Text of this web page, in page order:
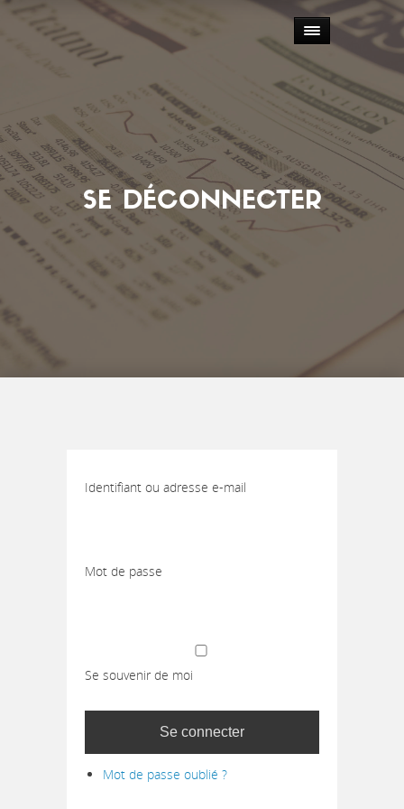
SE DÉCONNECTER
Identifiant ou adresse e-mail
Mot de passe
Se souvenir de moi
Se connecter
Mot de passe oublié ?